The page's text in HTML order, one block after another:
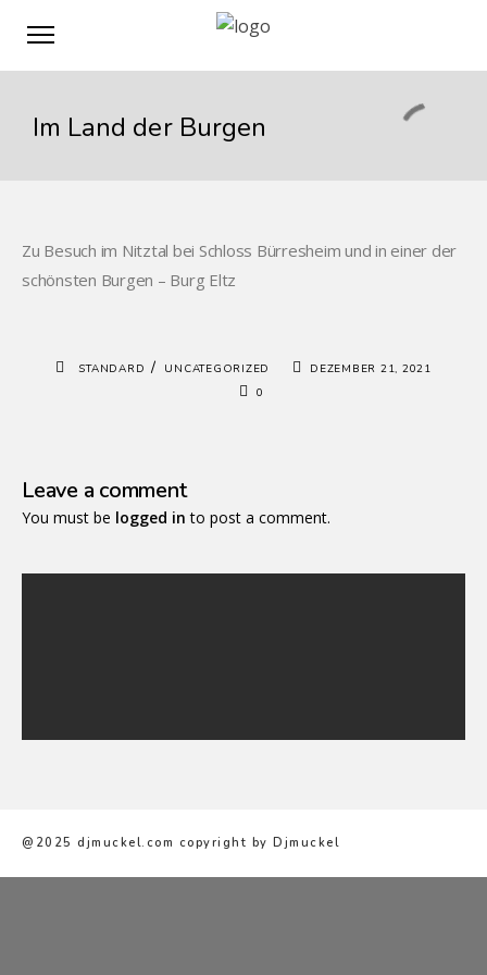
Im Land der Burgen
Zu Besuch im Nitztal bei Schloss Bürresheim und in einer der
schönsten Burgen – Burg Eltz
STANDARD / UNCATEGORIZED
DEZEMBER 21, 2021
0
Leave a comment
You must be logged in to post a comment.
@2025 djmuckel.com copyright by Djmuckel